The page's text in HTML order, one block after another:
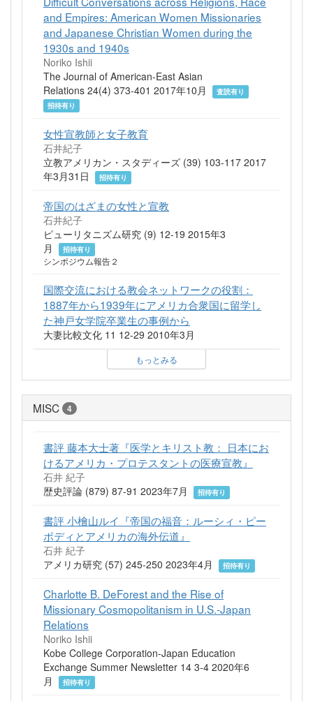
and Empires: American Women Missionaries
and Japanese Christian Women during the
1930s and 1940s
Noriko Ishii
The Journal of American-East Asian
Relations 24(4) 373-401 2017年10月
査読有り
招待有り
女性宣教師と女子教育
石井紀子
立教アメリカン・スタディーズ (39) 103-117 2017
年3月31日
招待有り
帝国のはざまの女性と宣教
石井紀子
ピューリタニズム研究 (9) 12-19 2015年3
月
招待有り
シンポジウム報告２
国際交流における教会ネットワークの役割：
1887年から1939年にアメリカ合衆国に留学し
た神戸女学院卒業生の事例から
大妻比較文化 11 12-29 2010年3月
もっとみる
MISC 4
書評 藤本大士著『医学とキリスト教： 日本にお
けるアメリカ・プロテスタントの医療宣教』
石井 紀子
歴史評論 (879) 87-91 2023年7月
招待有り
書評 小檜山ルイ『帝国の福音：ルーシィ・ピー
ボディとアメリカの海外伝道』
石井 紀子
アメリカ研究 (57) 245-250 2023年4月
招待有り
Charlotte B. DeForest and the Rise of
Missionary Cosmopolitanism in U.S.-Japan
Relations
Noriko Ishii
Kobe College Corporation-Japan Education
Exchange Summer Newsletter 14 3-4 2020年6
月
招待有り